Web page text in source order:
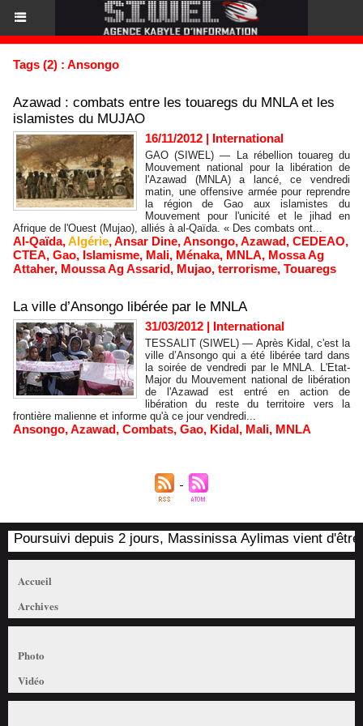
Tags (2) : Ansongo
Azawad : combats entre les touaregs du MNLA et les
islamistes du MUJAO
16/11/2012 | International
GAO (SIWEL) — La rébellion touareg du
Mouvement national pour la libération de
l'Azawad (MNLA) a lancé, ce vendredi
matin, une offensive armée pour reprendre
la région de Gao aux islamistes du
Mouvement pour l'unicité et le jihad en
Afrique de l'Ouest (Mujao), alliés à al-Qaïda. « Des combats ont...
Al-Qaïda,Algérie,Ansar Dine,Ansongo,Azawad, CEDEAO,
CTEA, Gao, Islamisme, Mali, Ménaka, MNLA, Mossa Ag
Attaher, Moussa Ag Assarid, Mujao, terrorisme, Touaregs
La ville d’Ansongo libérée par le MNLA
31/03/2012 | International
TESSALIT (SIWEL) — Après Kidal, c'est la
ville d’Ansongo qui a été libérée tard dans
la soirée de vendredi par le MNLA. L'Etat-
Major du Mouvement national de libération
de l'Azawad est entré en action de
libération du reste du territoire vers la
frontière malienne et informe qu'à ce jour vendredi...
Ansongo,Azawad, Combats, Gao, Kidal, Mali, MNLA
Poursuivi depuis 2 jours, Massinissa Aylimas vient
Accueil
Archives
Photo
Vidéo